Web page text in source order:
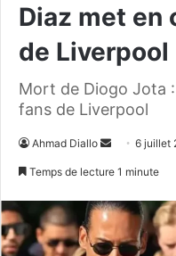
Diaz met en
de Liverpool
Mort de Diogo Jota
fans de Liverpool
Ahmad Diallo
Envoyer6 juillet
Temps de lecture 1 minute